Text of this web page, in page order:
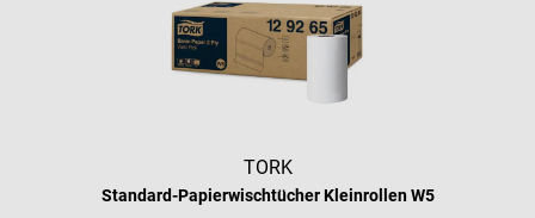
TORK
Standard-Papierwischtücher Kleinrollen W5